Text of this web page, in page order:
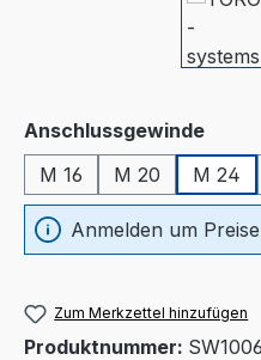
Anschlussgewinde
M 16
M 20 M 24
Anmelden um
Zum Merkzettel hinzufügen
Produktnummer: